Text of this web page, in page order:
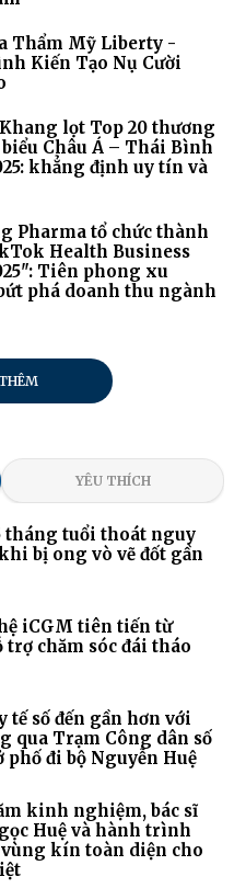
Thẩm Mỹ Liberty -
Kiến Tạo Nụ Cười
lọt Top 20 thương
Châu Á – Thái Bình
khẳng định uy tín và
Pharma tổ chức thành
Health Business
Tiên phong xu
phá doanh thu ngành
YÊU THÍCH
tháng tuổi thoát nguy
bị ong vò vẽ đốt gần
iCGM tiên tiến từ
trợ chăm sóc đái tháo
tế số đến gần hơn với
qua Trạm Công dân số
phố đi bộ Nguyễn Huệ
kinh nghiệm, bác sĩ
Huệ và hành trình
kín toàn diện cho